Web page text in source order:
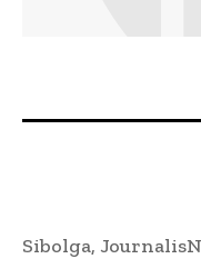
Sibolga,